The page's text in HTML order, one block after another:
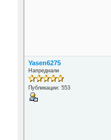
Yasen6275
Напреднали
Публикации: 553